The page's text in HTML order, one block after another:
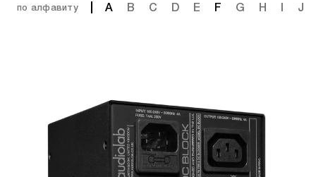
по алфавиту A B C D E F G H J